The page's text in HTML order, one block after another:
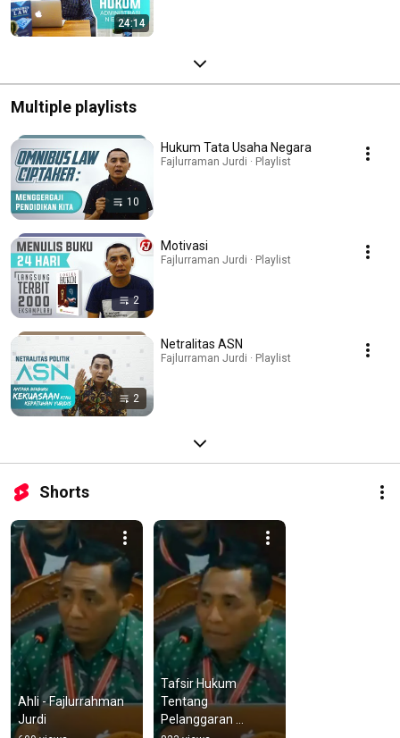
24:14
Multiple playlists
10
Hukum Tata Usaha Negara
Fajlurraman Jurdi · Playlist
2
Motivasi
Fajlurraman Jurdi · Playlist
2
Netralitas ASN
Fajlurraman Jurdi · Playlist
Shorts
Ahli - Fajlurrahman
Jurdi
Tafsir Hukum
Tentang
Pelanggaran